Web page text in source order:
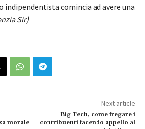
indipendentista comincia ad avere una
Sir)
morale
Next article
Big Tech, come fregare i
contribuenti facendo appello al